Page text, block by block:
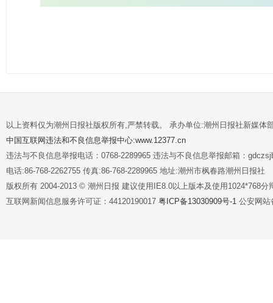
以上资料仅为潮州日报社版权所有,严禁转载。 承办单位:潮州日报社新媒体
中国互联网违法和不良信息举报中心:www.12377.cn
违法与不良信息举报电话：0768-2289965 违法与不良信息举报邮箱：
电话:86-768-2262755 传真:86-768-2289965 地址:潮州市枫春路潮州日报社
版权所有 2004-2013 © 潮州日报 建议使用IE8.0以上版本及使用1024*768分
互联网新闻信息服务许可证：44120190017 粤ICP备13030909号-1 公安网站